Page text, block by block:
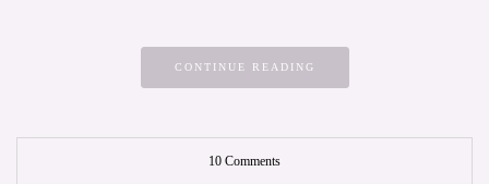
CONTINUE READING
10 Comments